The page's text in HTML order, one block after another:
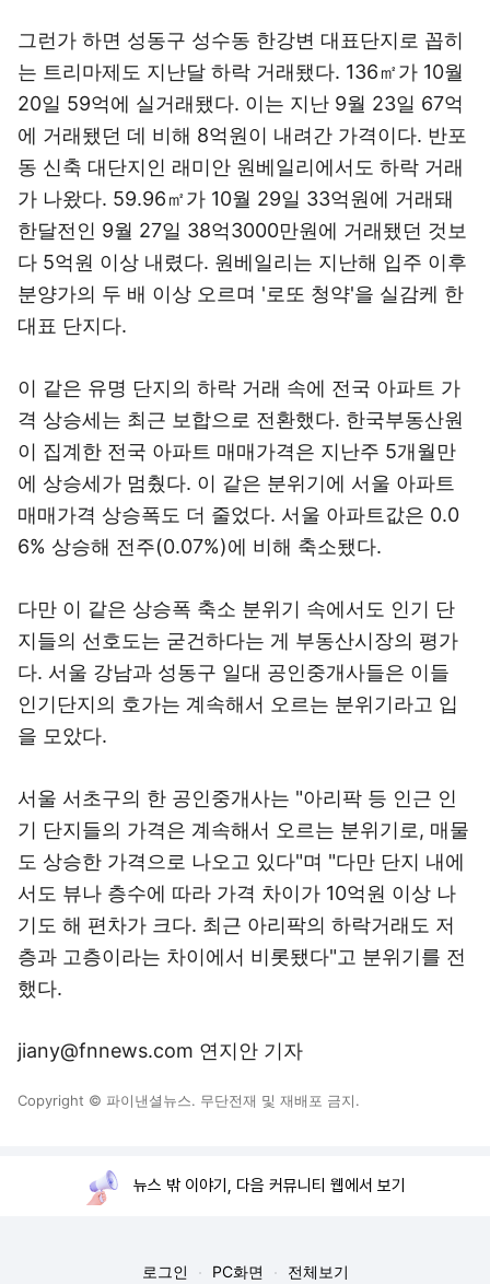
그런가 하면 성동구 성수동 한강변 대표단지로 꼽히
는 트리마제도 지난달 하락 거래됐다. 136㎡가 10월
20일 59억에 실거래됐다. 이는 지난 9월 23일 67억
에 거래됐던 데 비해 8억원이 내려간 가격이다. 반포
동 신축 대단지인 래미안 원베일리에서도 하락 거래
가 나왔다. 59.96㎡가 10월 29일 33억원에 거래돼
한달전인 9월 27일 38억3000만원에 거래됐던 것보
다 5억원 이상 내렸다. 원베일리는 지난해 입주 이후
분양가의 두 배 이상 오르며 '로또 청약'을 실감케 한
대표 단지다.
이 같은 유명 단지의 하락 거래 속에 전국 아파트 가
격 상승세는 최근 보합으로 전환했다. 한국부동산원
이 집계한 전국 아파트 매매가격은 지난주 5개월만
에 상승세가 멈췄다. 이 같은 분위기에 서울 아파트
매매가격 상승폭도 더 줄었다. 서울 아파트값은 0.0
6% 상승해 전주(0.07%)에 비해 축소됐다.
다만 이 같은 상승폭 축소 분위기 속에서도 인기 단
지들의 선호도는 굳건하다는 게 부동산시장의 평가
다. 서울 강남과 성동구 일대 공인중개사들은 이들
인기단지의 호가는 계속해서 오르는 분위기라고 입
을 모았다.
서울 서초구의 한 공인중개사는 "아리팍 등 인근 인
기 단지들의 가격은 계속해서 오르는 분위기로, 매물
도 상승한 가격으로 나오고 있다"며 "다만 단지 내에
서도 뷰나 층수에 따라 가격 차이가 10억원 이상 나
기도 해 편차가 크다. 최근 아리팍의 하락거래도 저
층과 고층이라는 차이에서 비롯됐다"고 분위기를 전
했다.
jiany@fnnews.com 연지안 기자
Copyright © 파이낸셜뉴스. 무단전재 및 재배포 금지.
뉴스 밖 이야기, 다음 커뮤니티 웹에서 보기
로그인 PC화면 전체보기